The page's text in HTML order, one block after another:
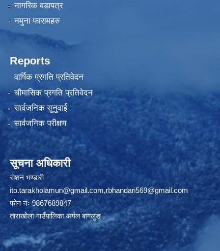
नागरिक वडापत्र
नमुना फारामहरु
Reports
वार्षिक प्रगति प्रतिवेदन
चौमासिक प्रगति प्रतिवेदन
सार्वजनिक सुनुवाई
सार्वजनिक परीक्षण
सूचना अधिकारी
रोशन भण्डारी
ito.tarakholamun@gmail.com,rbhandari569@gmail.com
फोन नंः 9867689847
ताराखोला गाउँपालिका अर्गल बागलुङ